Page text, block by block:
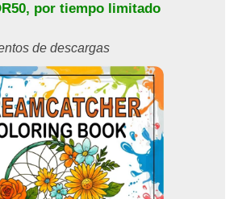
, por tiempo limitado
de descargas